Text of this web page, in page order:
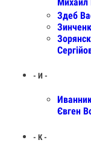
Здеб
- И -
Євген
- К -